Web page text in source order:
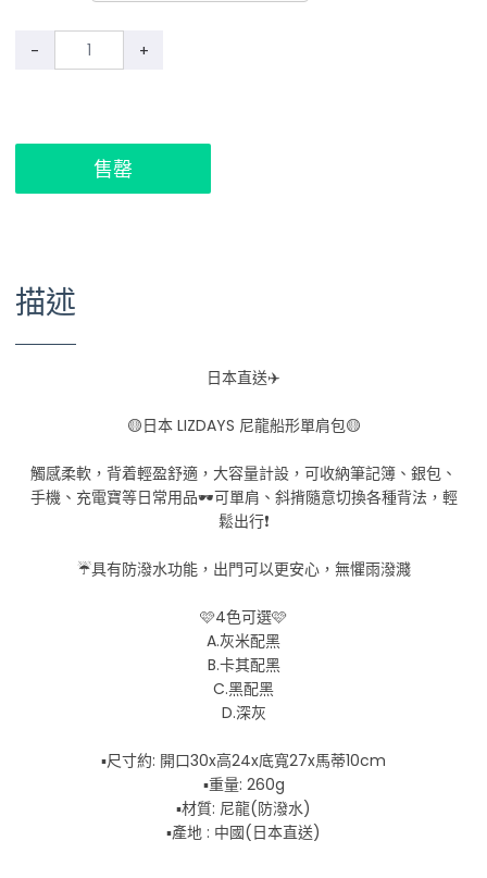
- +
售罄
描述
日本直送✈️
🟡日本 LIZDAYS 尼龍船形單肩包🟡
觸感柔軟，背着輕盈舒適，大容量計設，可收納筆記簿、銀包、
手機、充電寶等日常用品🕶️可單肩、斜揹隨意切換各種背法，輕
鬆出行❗
☔具有防潑水功能，出門可以更安心，無懼雨潑濺
🩷4色可選🩷
A.灰米配黑
B.卡其配黑
C.黑配黑
D.深灰
▪️尺寸約: 開口30x高24x底寬27x馬蒂10cm
▪️重量: 260g
▪️材質: 尼龍(防潑水)
▪️產地 : 中國(日本直送)